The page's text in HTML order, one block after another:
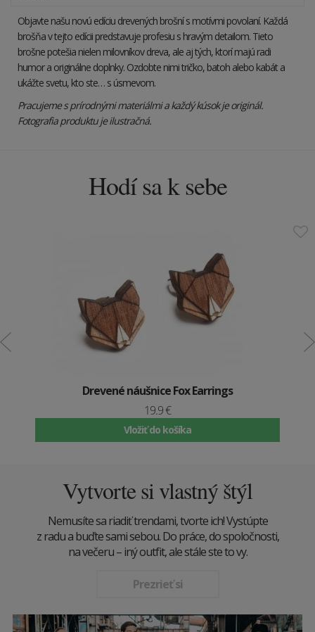
Objavte našu novú edíciu drevených brošní s motívmi povolaní. Každá
brošňa v tejto edícii predstavuje profesiu s hravým detailom. Tieto
brošne potešia nielen milovníkov dreva, ale aj tých, ktorí majú radi
humor a originálne doplnky. Ozdobte nimi tričko, batoh alebo kabát a
ukážte svetu, kto ste… s úsmevom.
Pracujeme s prírodnými materiálmi a každý kúsok je originál.
Fotografia produktu je ilustračná.
Hodí sa k sebe
Drevené náušnice Fox Earrings
19.9 €
Vložiť do košíka
Vytvorte si vlastný štýl
Nemusíte sa riadiť trendami, tvorte ich! Vystúpte
z radu a buďte sami sebou. Do práce, do spoločnosti,
na večeru – iný outfit, ale stále ste to vy.
Prezrieť si